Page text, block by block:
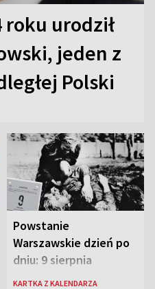
roku urodził
jeden z
Polski
Powstanie
Warszawskie dzień po
dniu: 9 sierpnia
KARTKA Z KALENDARZA